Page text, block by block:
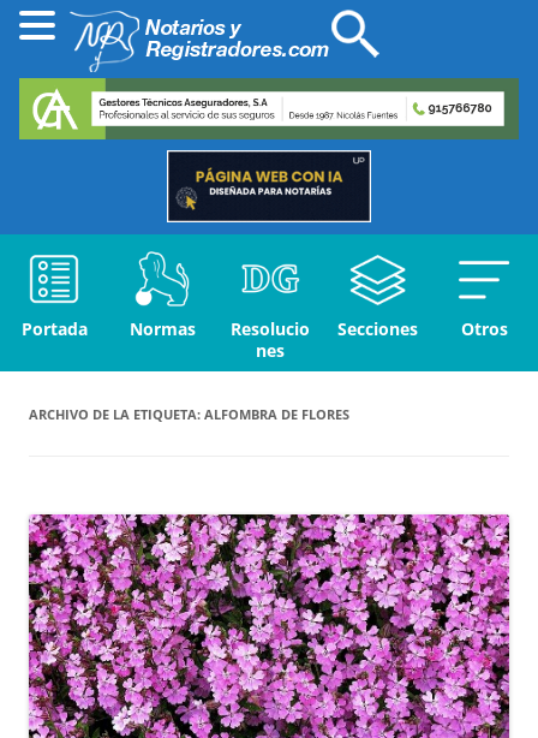
Portada Normas
Resolucio
nes
Secciones Otros
ARCHIVO DE LA ETIQUETA: ALFOMBRA DE FLORES